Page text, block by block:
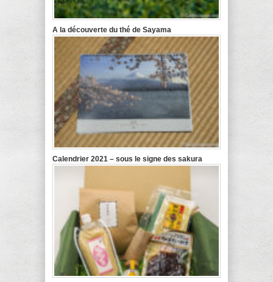
A la découverte du thé de Sayama
Calendrier 2021 – sous le signe des sakura